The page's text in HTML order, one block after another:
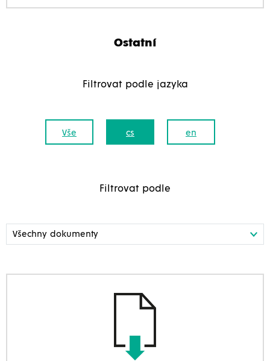
Ostatní
Filtrovat podle jazyka
Vše cs en
Filtrovat podle